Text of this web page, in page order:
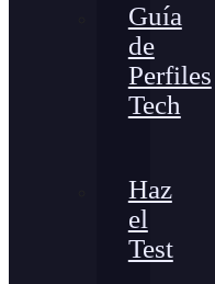
Guía
de
Perfiles
Tech
Haz
el
Test